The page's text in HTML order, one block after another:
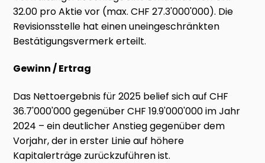
32.00 pro Aktie vor (max. CHF 27.3'000'000). Die
Revisionsstelle hat einen uneingeschränkten
Bestätigungsvermerk erteilt.
Gewinn / Ertrag
Das Nettoergebnis für 2025 belief sich auf CHF
36.7'000'000 gegenüber CHF 19.9'000'000 im Jahr
2024 – ein deutlicher Anstieg gegenüber dem
Vorjahr, der in erster Linie auf höhere
Kapitalerträge zurückzuführen ist.